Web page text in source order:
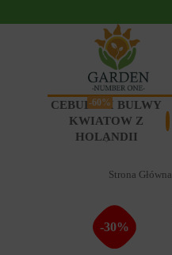
CEBULKI I BULWY
KWIATOW Z
HOLANDII
-60%
Strona Główna
-30%